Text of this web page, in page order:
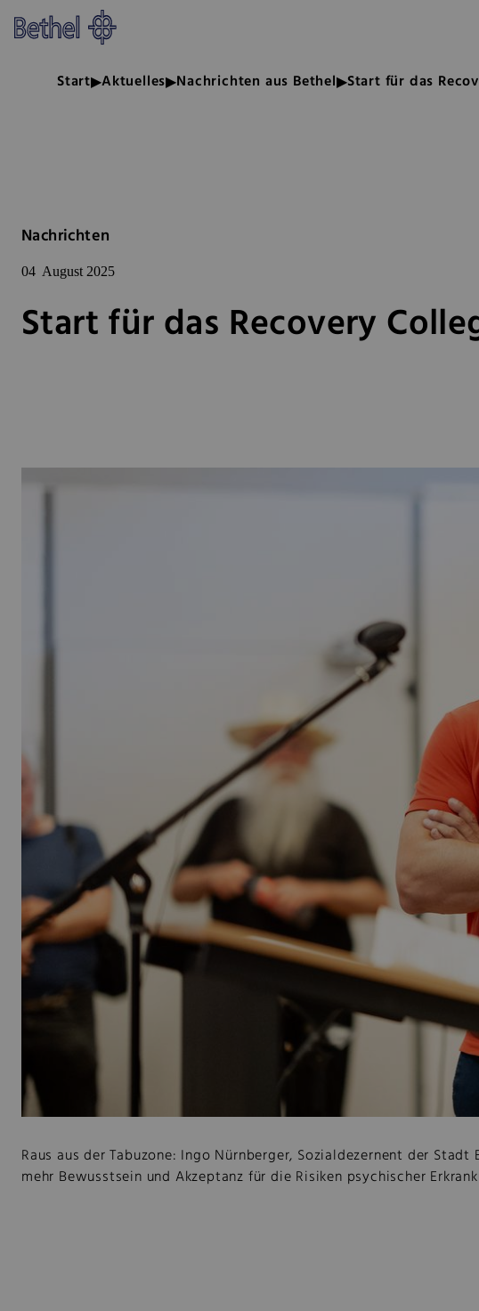
Zum Hauptinhalt springen
Zur Fußzeile springen
Bethel - Start für das Recovery
Start Aktuelles Nachrichten aus Bethel Start für das
Nachrichten
04 August 2025
Start für das Recovery
Raus aus der Tabuzone: Ingo Nürnberger, Sozialdezernent der
mehr Bewusstsein und Akzeptanz für die Risiken psychischer